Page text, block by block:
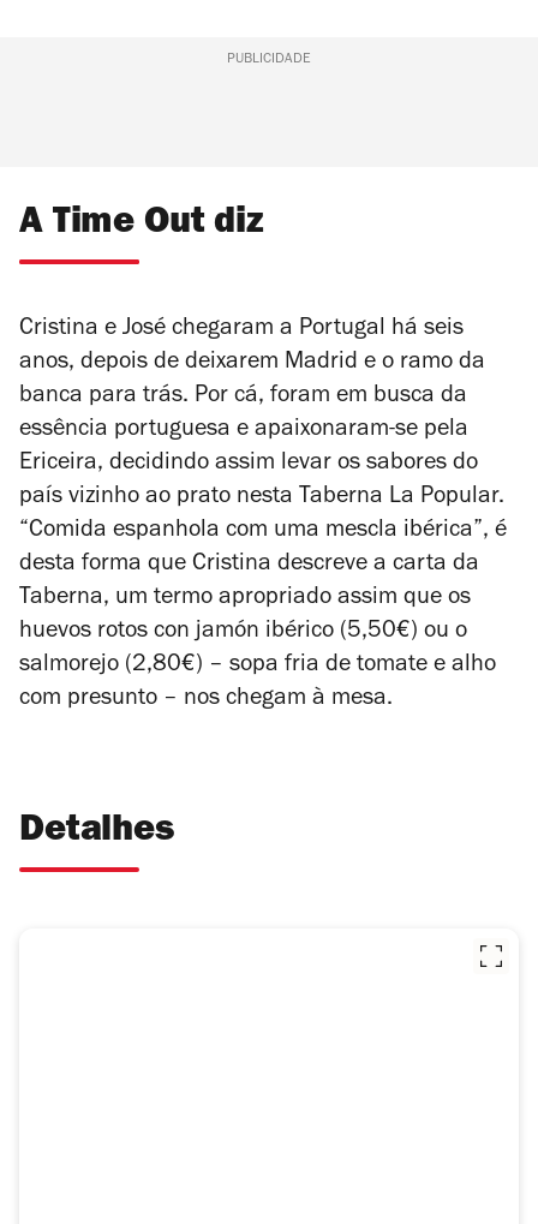
PUBLICIDADE
A Time Out diz
Cristina e José chegaram a Portugal há seis
anos, depois de deixarem Madrid e o ramo da
banca para trás. Por cá, foram em busca da
essência portuguesa e apaixonaram-se pela
Ericeira, decidindo assim levar os sabores do
país vizinho ao prato nesta Taberna La Popular.
“Comida espanhola com uma mescla ibérica”, é
desta forma que Cristina descreve a carta da
Taberna, um termo apropriado assim que os
huevos rotos con jamón ibérico (5,50€) ou o
salmorejo (2,80€) – sopa fria de tomate e alho
com presunto – nos chegam à mesa.
Detalhes